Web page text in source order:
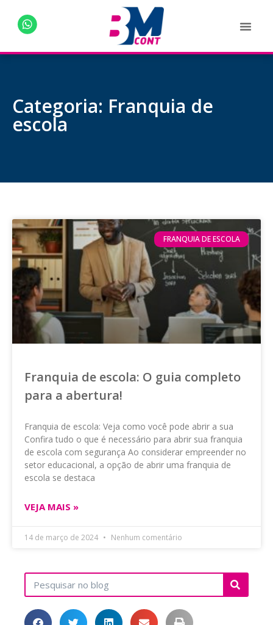
Categoria: Franquia de
escola
FRANQUIA DE ESCOLA
Franquia de escola: O guia completo
para a abertura!
Franquia de escola: Veja como você pode abrir a sua
Confira tudo o que é necessário para abrir sua franquia
de escola com segurança Ao considerar empreender no
setor educacional, a opção de abrir uma franquia de
escola se destaca
VEJA MAIS »
14 de março de 2024 Nenhum comentário